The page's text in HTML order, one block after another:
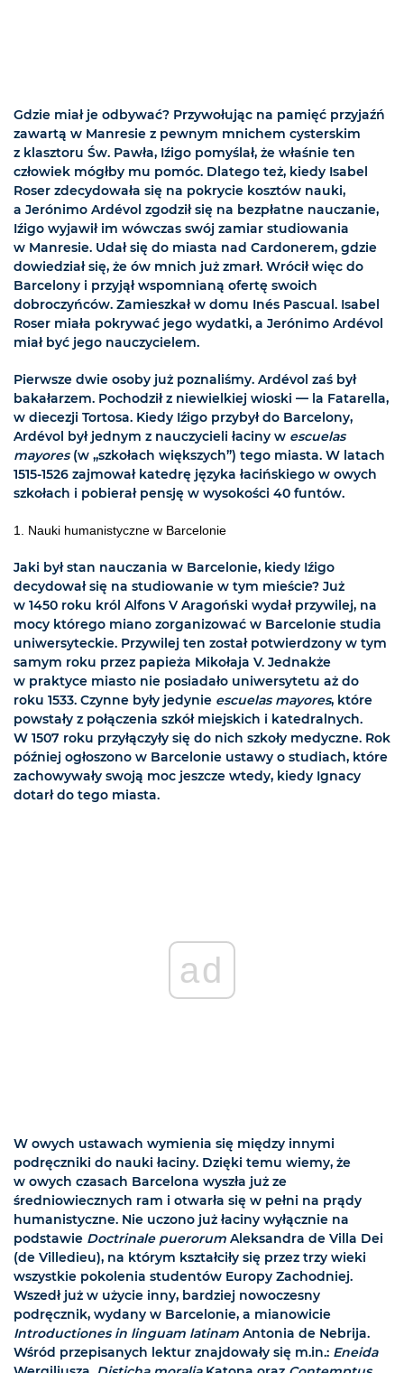
Gdzie miał je odbywać? Przywołując na pamięć przyjaźń
zawartą w Manresie z pewnym mnichem cysterskim
z klasztoru Św. Pawła, Iźigo pomyślał, że właśnie ten
człowiek mógłby mu pomóc. Dlatego też, kiedy Isabel
Roser zdecydowała się na pokrycie kosztów nauki,
a Jerónimo Ardévol zgodził się na bezpłatne nauczanie,
Iźigo wyjawił im wówczas swój zamiar studiowania
w Manresie. Udał się do miasta nad Cardonerem, gdzie
dowiedział się, że ów mnich już zmarł. Wrócił więc do
Barcelony i przyjął wspomnianą ofertę swoich
dobroczyńców. Zamieszkał w domu Inés Pascual. Isabel
Roser miała pokrywać jego wydatki, a Jerónimo Ardévol
miał być jego nauczycielem.
Pierwsze dwie osoby już poznaliśmy. Ardévol zaś był
bakałarzem. Pochodził z niewielkiej wioski — la Fatarella,
w diecezji Tortosa. Kiedy Iźigo przybył do Barcelony,
Ardévol był jednym z nauczycieli łaciny w escuelas
mayores(w „szkołach większych”) tego miasta. W latach
1515-1526 zajmował katedrę języka łacińskiego w owych
szkołach i pobierał pensję w wysokości 40 funtów.
1. Nauki humanistyczne w Barcelonie
Jaki był stan nauczania w Barcelonie, kiedy Iźigo
decydował się na studiowanie w tym mieście? Już
w 1450 roku król Alfons V Aragoński wydał przywilej, na
mocy którego miano zorganizować w Barcelonie studia
uniwersyteckie. Przywilej ten został potwierdzony w tym
samym roku przez papieża Mikołaja V. Jednakże
w praktyce miasto nie posiadało uniwersytetu aż do
roku 1533. Czynne były jedynie escuelas mayores, które
powstały z połączenia szkół miejskich i katedralnych.
W 1507 roku przyłączyły się do nich szkoły medyczne. Rok
później ogłoszono w Barcelonie ustawy o studiach, które
zachowywały swoją moc jeszcze wtedy, kiedy Ignacy
dotarł do tego miasta.
ad
W owych ustawach wymienia się między innymi
podręczniki do nauki łaciny. Dzięki temu wiemy, że
w owych czasach Barcelona wyszła już ze
średniowiecznych ram i otwarła się w pełni na prądy
humanistyczne. Nie uczono już łaciny wyłącznie na
podstawie Doctrinale puerorum Aleksandra de Villa Dei
(de Villedieu), na którym kształciły się przez trzy wieki
wszystkie pokolenia studentów Europy Zachodniej.
Wszedł już w użycie inny, bardziej nowoczesny
podręcznik, wydany w Barcelonie, a mianowicie
Introductiones in linguam latinam Antonia de Nebrija.
Wśród przepisanych lektur znajdowały się m.in.: Eneida